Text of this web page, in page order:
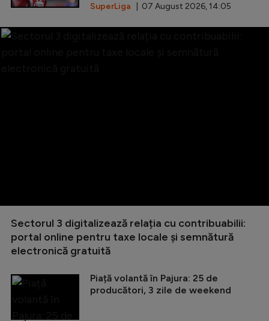
SuperLiga | 07 August 2026, 14:05
Sectorul 3 digitalizează relația cu contribuabilii:
portal online pentru taxe locale și semnătură
electronică gratuită
Piață volantă în Pajura: 25 de
producători, 3 zile de weekend